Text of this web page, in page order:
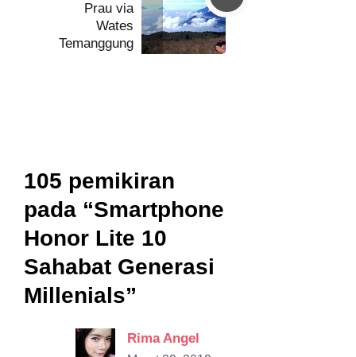
Prau via
Wates
Temanggung
105 pemikiran
pada “Smartphone
Honor Lite 10
Sahabat Generasi
Millenials”
Rima Angel